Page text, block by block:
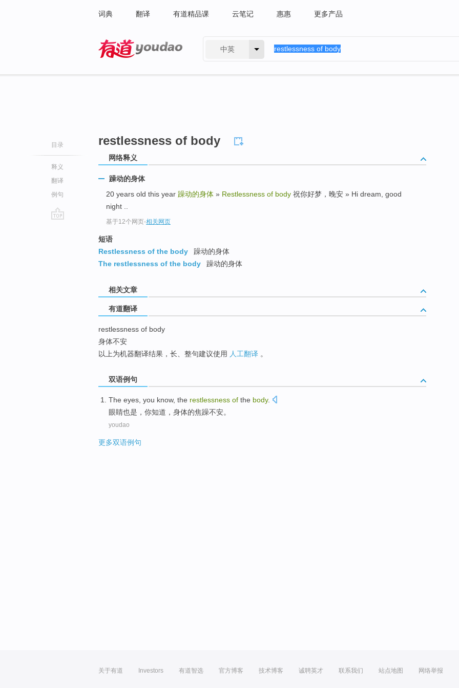
词典 翻译 有道精品课 云笔记 惠惠 更多产品
中英
目录
释义
翻译
例句
restlessness of body
网络释义
躁动的身体
20 years old this year 躁动的身体 » Restlessness of body 祝你好梦，晚安 » Hi dream, good
night ..
基于12个网页-相关网页
短语
Restlessness of the body
躁动的身体
The restlessness of the body
躁动的身体
相关文章
有道翻译
restlessness of body
身体不安
以上为机器翻译结果，长、整句建议使用 人工翻译 。
双语例句
The eyes you know, the restlessness of the body.
眼睛也是， 你知道 ， 身体的焦躁不安。
youdao
更多双语例句
关于有道 Investors 有道智选 官方博客 技术博客 诚聘英才 联系我们 站点地图 网络举报